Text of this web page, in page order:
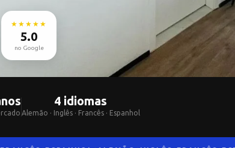
★★★★★
5.0
no Google
4 idiomas
Alemão · Inglês · Francês · Espanhol